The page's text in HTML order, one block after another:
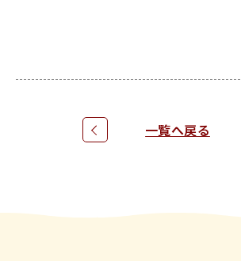
一覧へ戻る